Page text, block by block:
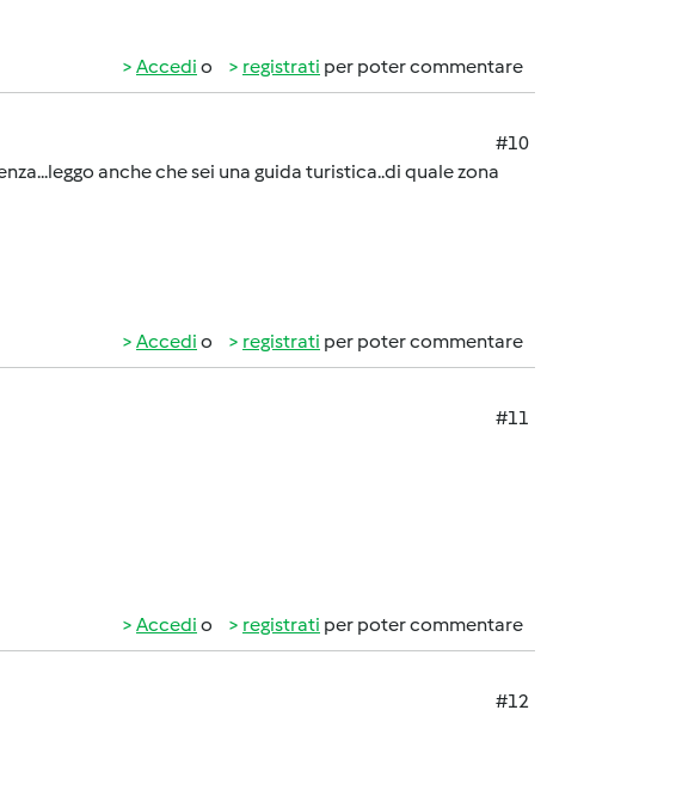
Accedi o registrati per poter commentare
#10
anche che sei una guida turistica..di quale zona
Accedi o registrati per poter commentare
#11
Accedi o registrati per poter commentare
#12